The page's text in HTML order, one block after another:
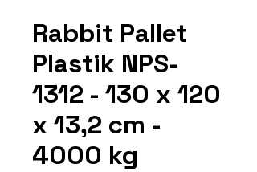
Rabbit Pallet
Plastik NPS-
1312 - 130 x 120
x 13,2 cm -
4000 kg